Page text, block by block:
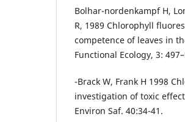
Bolhar-nordenkampf H,
R, 1989 Chlorophyll
competence of leaves in
Functional Ecology, 3:
-Brack W, Frank H 1998
investigation of toxic
Environ Saf. 40:34-41.